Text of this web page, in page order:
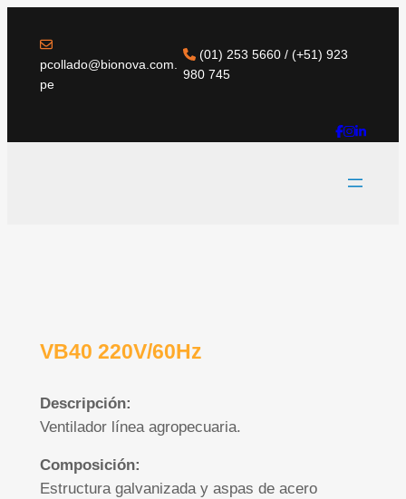
pcollado@bionova.com.
pe
(01) 253 5660 / (+51) 923
980 745
VB40 220V/60Hz
Descripción:
Ventilador línea agropecuaria.
Composición:
Estructura galvanizada y aspas de acero